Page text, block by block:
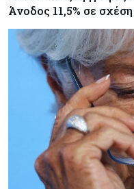
Άνοδος 11,5% σε